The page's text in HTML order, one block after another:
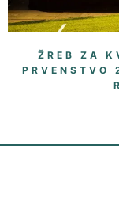
ŽREB ZA
PRVENSTVO